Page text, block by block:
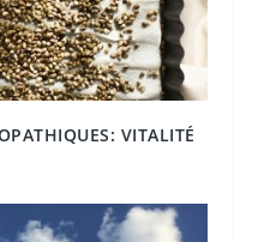
VITALITÉ